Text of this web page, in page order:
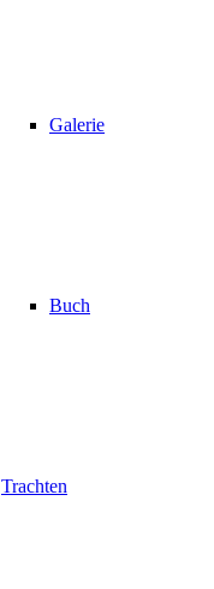
Galerie
Buch
Trachten